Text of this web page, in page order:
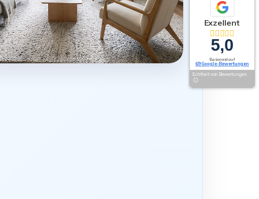
Exzellent
5,0
Basierend auf
69 Google-Bewertungen
Echtheit von Bewertungen